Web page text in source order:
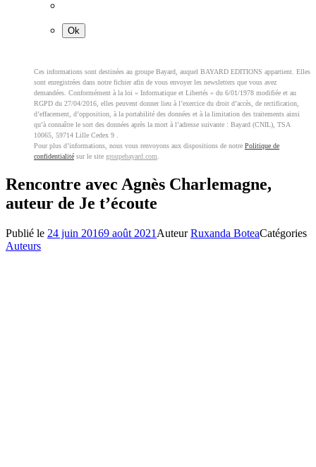
Ces informations sont destinées au groupe Bayard, auquel BAYARD EDITIONS appartient. Elles
sont enregistrées dans notre fichier afin de vous envoyer les newsletters que vous avez
demandées. Conformément à la loi « Informatique et Libertés » du 6/01/1978 modifiée et au
RGPD du 27/04/2016, elles peuvent donner lieu à l’exercice du droit d’accès, de rectification,
d’effacement, d’opposition, à la portabilité des données et à la limitation des traitements ainsi
qu’à connaître le sort des données après la mort à l’adresse suivante : Bayard (CNIL), TSA
10065, 59714 Lille Cedex 9 .
Pour plus d’informations, nous vous renvoyons aux dispositions de notre Politique de
confidentialité sur le site groupebayard.com
Rencontre avec Agnès Charlemagne,
auteur de Je t’écoute
Publié le 24 juin 20169 août 2021 AuteurRuxanda BoteaCatégories
Auteurs